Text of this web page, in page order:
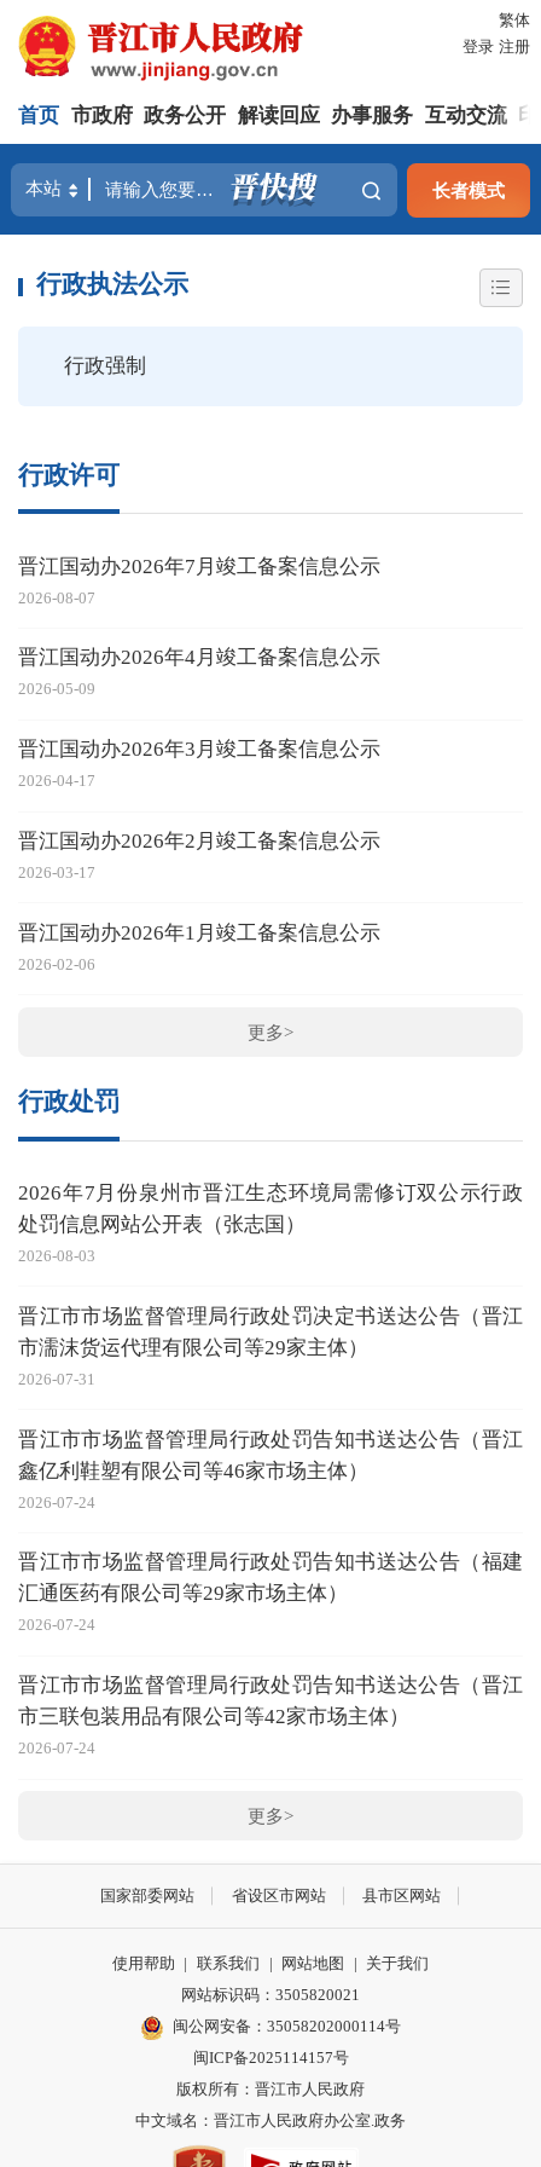
繁体
登录 注册
首页 市政府 政务公开 解读回应 办事服务 互动交流
长者模式
行政执法公示
行政强制
行政许可
晋江国动办2026年7月竣工备案信息公示
2026-08-07
晋江国动办2026年4月竣工备案信息公示
2026-05-09
晋江国动办2026年3月竣工备案信息公示
2026-04-17
晋江国动办2026年2月竣工备案信息公示
2026-03-17
晋江国动办2026年1月竣工备案信息公示
2026-02-06
更多>
行政处罚
2026年7月份泉州市晋江生态环境局需修订双公示行政
处罚信息网站公开表（张志国）
2026-08-03
晋江市市场监督管理局行政处罚决定书送达公告（晋江
市濡沫货运代理有限公司等29家主体）
2026-07-31
晋江市市场监督管理局行政处罚告知书送达公告（晋江
鑫亿利鞋塑有限公司等46家市场主体）
2026-07-24
晋江市市场监督管理局行政处罚告知书送达公告（福建
汇通医药有限公司等29家市场主体）
2026-07-24
晋江市市场监督管理局行政处罚告知书送达公告（晋江
市三联包装用品有限公司等42家市场主体）
2026-07-24
更多>
国家部委网站 省设区市网站 县市区网站
使用帮助 | 联系我们 | 网站地图 | 关于我们
网站标识码：3505820021
闽公网安备：35058202000114号
闽ICP备2025114157号
版权所有：晋江市人民政府
中文域名：晋江市人民政府办公室.政务